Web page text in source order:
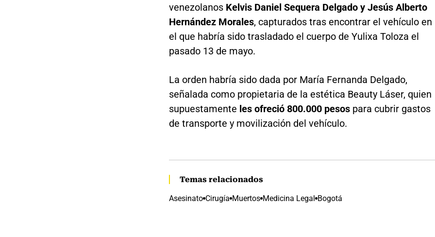
venezolanos Kelvis Daniel Sequera Delgado y Jesús Alberto
Hernández Morales, capturados tras encontrar el vehículo en
el que habría sido trasladado el cuerpo de Yulixa Toloza el
pasado 13 de mayo.
La orden habría sido dada por María Fernanda Delgado,
señalada como propietaria de la estética Beauty Láser, quien
supuestamente les ofreció 800.000 pesospara cubrir gastos
de transporte y movilización del vehículo.
Temas relacionados
Asesinato Cirugía Muertos Medicina Legal Bogotá